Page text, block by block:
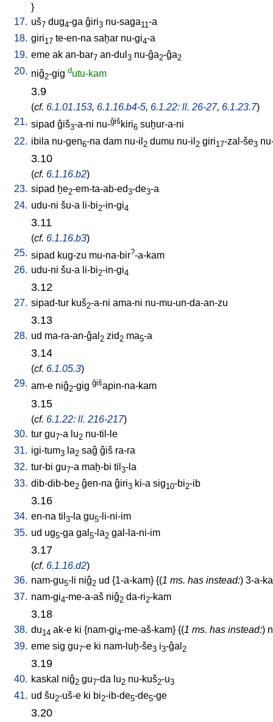
}
17. uš7 dug4-ga ĝiri3 nu-saga11 -a
18. giri17 te-en-na saḫar nu-gi4-a
19. eme ak an-bar7 an-dul 3 nu-ĝa2-ĝa2
20. niĝ2-gig dutu-kam
3.9
(cf. 6.1.01.153, 6.1.16.b4-5, 6.1.22: ll. 26-27, 6.1.23.7)
21. sipad ĝiš3-a-ni nu-ĝiš kiri6 suḫur-a-ni
22. ibila nu-gen6-na dam nu-il 2 dumu nu-il 2 giri17-zal-še3
3.10
(cf. 6.1.16.b2)
23. sipad ḫe2-em-ta-ab-ed3-de3-a
24. udu-ni šu-a li-bi2-in-gi4
3.11
(cf. 6.1.16.b3)
25. sipad kug-zu mu-na-bir?-a-kam
26. udu-ni šu-a li-bi2-in-gi4
3.12
27. sipad-tur kuš2-a-ni ama-ni nu-mu-un-da-an-zu
3.13
28. ud ma-ra-an-ĝal 2 zid 2 ma5-a
3.14
(cf. 6.1.05.3)
29. am-e niĝ2-gig ĝišapin-na-kam
3.15
(cf. 6.1.22: ll. 216-217)
30. tur gu7-a lu2 nu-til-le
31. igi-tum3 la2 saĝ ĝiš ra-ra
32. tur-bi gu7-a maḫ-bi til 3-la
33. dib-dib-be2 ĝen-na ĝiri3 ki-a sig10-bi2-ib
3.16
34. en-na til 3-la gu5-li-ni-im
35. ud ug5-ga gal 5-la2 gal-la-ni-im
3.17
(cf. 6.1.16.d2)
36. nam-gu5-li niĝ2 ud {1-a-kam} {(1 ms. has instead:) 3-a-
37. nam-gi4-me-a-aš niĝ2 da-ri2-kam
3.18
38. du14 ak-e ki {nam-gi4-me-aš-kam} {(1 ms. has instead:)
39. eme sig gu7-e ki nam-luḫ-še3 i3-ĝal 2
3.19
40. kaskal niĝ2 gu7-da lu2 nu-kuš2-u3
41. ud šu2-uš-e ki bi2-ib-de5-de5-ge
3.20